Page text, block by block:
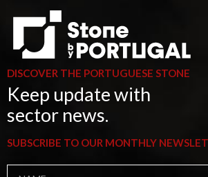
DISCOVER THE PORTUGUESE STONE
Keep update with
sector news.
SUBSCRIBE TO OUR MONTHLY